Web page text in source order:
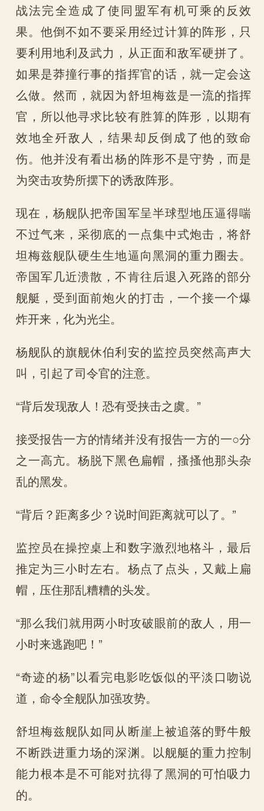
战法完全造成了使同盟军有机可乘的反效
果。他倒不如不要采用经过计算的阵形，只
要利用地利及武力，从正面和敌军硬拼了。
如果是莽撞行事的指挥官的话，就一定会这
么做。然而，就因为舒坦梅兹是一流的指挥
官，所以他寻求比较有胜算的阵形，以期有
效地全歼敌人，结果却反倒成了他的致命
伤。他并没有看出杨的阵形不是守势，而是
为突击攻势所摆下的诱敌阵形。
现在，杨舰队把帝国军呈半球型地压逼得喘
不过气来，采彻底的一点集中式炮击，将舒
坦梅兹舰队硬生生地逼向黑洞的重力圈去。
帝国军几近溃散，不肯往后退入死路的部分
舰艇，受到面前炮火的打击，一个接一个爆
炸开来，化为光尘。
杨舰队的旗舰休伯利安的监控员突然高声大
叫，引起了司令官的注意。
“背后发现敌人！恐有受挟击之虞。”
接受报告一方的情绪并没有报告一方的一○分
之一高亢。杨脱下黑色扁帽，搔搔他那头杂
乱的黑发。
“背后？距离多少？说时间距离就可以了。”
监控员在操控桌上和数字激烈地格斗，最后
推定为三小时左右。杨点了点头，又戴上扁
帽，压住那乱糟糟的头发。
“那么我们就用两小时攻破眼前的敌人，用一
小时来逃跑吧！”
“奇迹的杨”以看完电影吃饭似的平淡口吻说
道，命令全舰队加强攻势。
舒坦梅兹舰队如同从断崖上被追落的野牛般
不断跌进重力场的深渊。以舰艇的重力控制
能力根本是不可能对抗得了黑洞的可怕吸力
的。